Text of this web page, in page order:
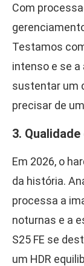
Com
Testamos
intenso e se
sustentar um
precisar de
3.
Em 2026, o
da história.
processa a
noturnas e a
S25 FE se
um HDR